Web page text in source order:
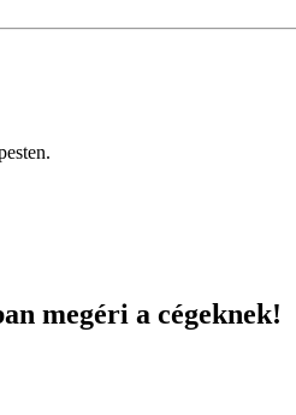
megéri a cégeknek!